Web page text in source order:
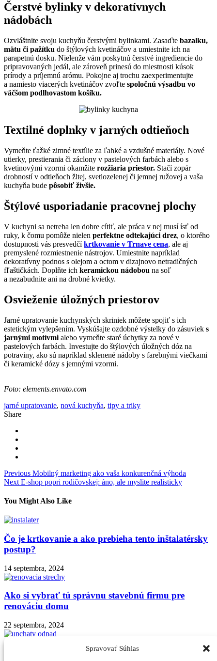
Spravovať Súhlas
Čerstvé bylinky v dekoratívnych
nádobách
Ozvláštnite svoju kuchyňu čerstvými bylinkami. Zasaďte bazalku,
mätu či pažítku do štýlových kvetináčov a umiestnite ich na
parapetnú dosku. Nielenže vám poskytnú čerstvé ingrediencie do
pripravovaných jedál, ale zároveň prinesú do miestnosti kúsok
prírody a príjemnú arómu. Pokojne aj trochu zaexperimentujte
a namiesto viacerých kvetináčov zvoľte spoločnú výsadbu vo
väčšom podlhovastom košíku.
Textilné doplnky v jarných odtieňoch
Vymeňte ťažké zimné textílie za ľahké a vzdušné materiály. Nové
utierky, prestierania či záclony v pastelových farbách alebo s
kvetinovými vzormi okamžite rozžiaria priestor. Stačí zopár
drobností v odtieňoch žltej, svetlozelenej či jemnej ružovej a vaša
kuchyňa bude pôsobiť živšie.
Štýlové usporiadanie pracovnej plochy
V kuchyni sa netreba len dobre cítiť, ale práca v nej musí ísť od
ruky, k čomu pomôže nielen perfektne odtekajúci drez, o ktorého
dostupnosti vás presvedčíkrtkovanie v Trnave cena, ale aj
premyslené rozmiestnenie nástrojov. Umiestnite napríklad
dekoratívny podnos s olejom a octom v dizajnovo netradičných
fľaštičkách. Doplňte ich keramickou nádobou na soľ
a nezabudnite ani na drobné kvietky.
Osvieženie úložných priestorov
Jarné upratovanie kuchynských skriniek môžete spojiť s ich
estetickým vylepšením. Vyskúšajte ozdobné výstelky do zásuviek s
jarnými motívmi alebo vymeňte staré úchytky za nové v
pastelových farbách. Investujte do štýlových úložných dóz na
potraviny, ako sú napríklad sklenené nádoby s farebnými viečkami
či keramické dózy s jemnými vzormi.
Foto: elements.envato.com
jarné upratovanie, nová kuchyňa, tipy a triky
Share
Navigácia
v
článku
Previous Mobilný marketing ako vaša konkurenčná výhoda
Next E-shop popri rodičovskej: áno, ale myslite realisticky
You Might Also Like
Čo je krtkovanie a ako prebieha tento inštalatérsky
postup?
14 septembra, 2024
Ako si vybrať tú správnu stavebnú firmu pre
renováciu domu
22 septembra, 2024
Krtkovanie ako efektívne riešenie pre upchaté